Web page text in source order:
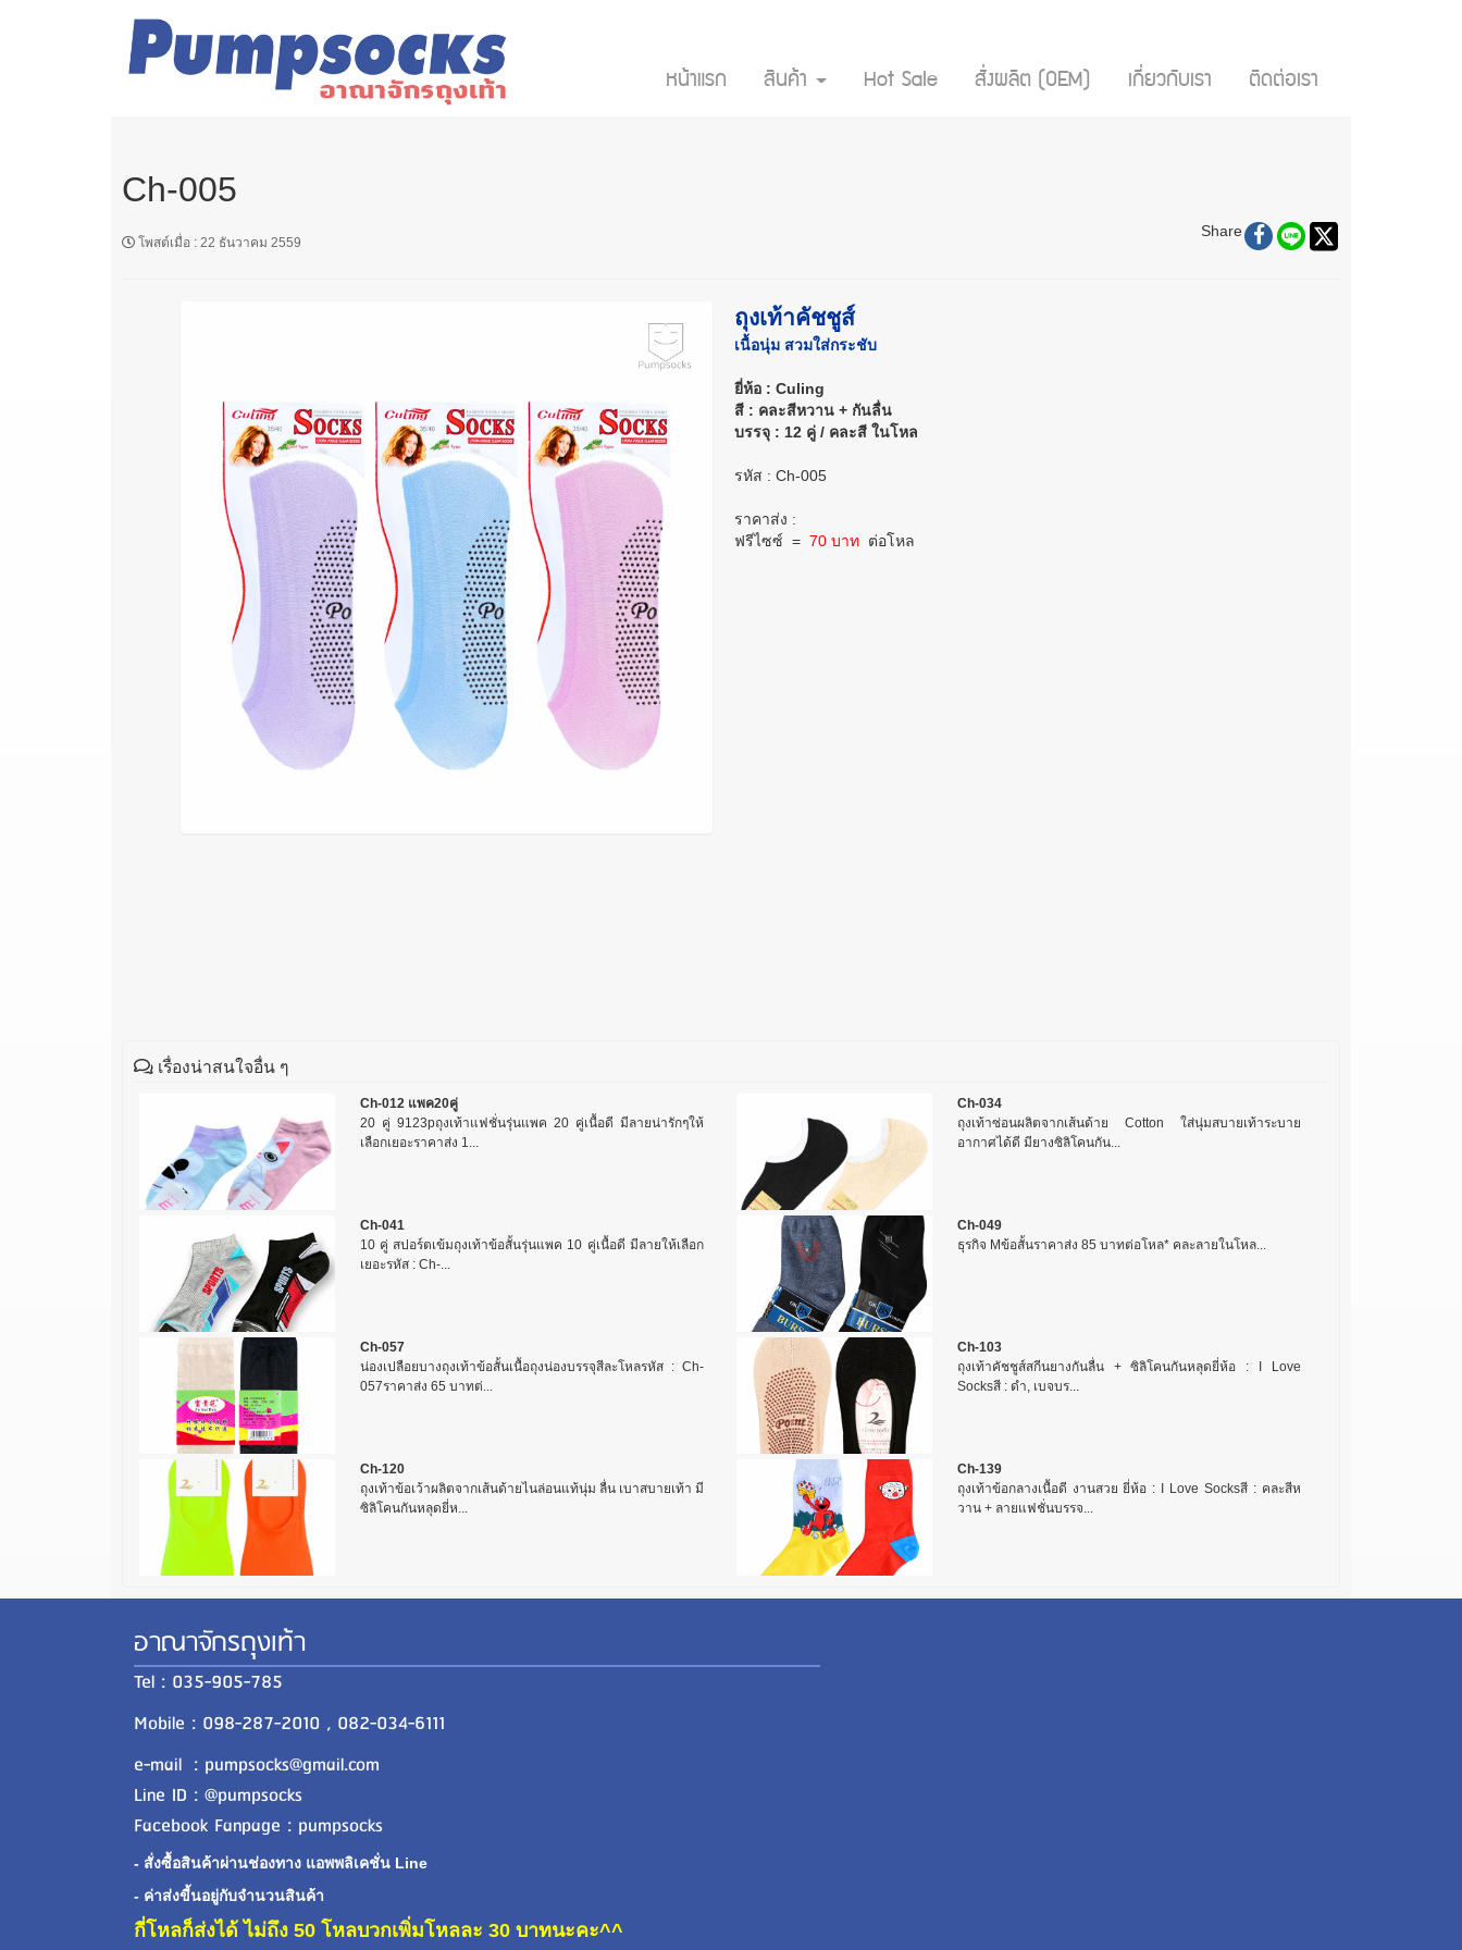
หน้าแรก สินค้า Hot Sale สั่งผลิต (OEM) เกี่ยวกับเรา ติดต่อเรา
Ch-005
โพสต์เมื่อ : 22 ธันวาคม 2559
Share
ถุงเท้าคัชชูส์
เนื้อนุ่ม สวมใส่กระชับ
ยี่ห้อ : Culing
สี : คละสีหวาน + กันลื่น
บรรจุ : 12 คู่ / คละสี ในโหล
รหัส : Ch-005
ราคาส่ง :
ฟรีไซซ์ = 70 บาท ต่อโหล
เรื่องน่าสนใจอื่น ๆ
Ch-012 แพค20คู่
20 คู่ 9123pถุงเท้าแฟชั่นรุ่นแพค 20 คู่เนื้อดี มีลายน่ารักๆให้
เลือกเยอะราคาส่ง 1...
Ch-034
ถุงเท้าซ่อนผลิตจากเส้นด้าย Cotton ใส่นุ่มสบายเท้าระบาย
อากาศได้ดี มียางซิลิโคนกัน...
Ch-041
10 คู่ สปอร์ตเข้มถุงเท้าข้อสั้นรุ่นแพค 10 คู่เนื้อดี มีลายให้เลือก
เยอะรหัส : Ch-...
Ch-049
ธุรกิจ Mข้อสั้นราคาส่ง 85 บาทต่อโหล* คละลายในโหล...
Ch-057
น่องเปลือยบางถุงเท้าข้อสั้นเนื้อถุงน่องบรรจุสีละโหลรหัส : Ch-
057ราคาส่ง 65 บาทต่...
Ch-103
ถุงเท้าคัชชูส์สกีนยางกันลื่น + ซิลิโคนกันหลุดยี่ห้อ : I Love
Socksสี : ดำ, เบจบร...
Ch-120
ถุงเท้าข้อเว้าผลิตจากเส้นด้ายไนล่อนแท้นุ่ม ลื่น เบาสบายเท้า มี
ซิลิโคนกันหลุดยี่ห...
Ch-139
ถุงเท้าข้อกลางเนื้อดี งานสวย ยี่ห้อ : I Love Socksสี : คละสีห
วาน + ลายแฟชั่นบรรจ...
อาณาจักรถุงเท้า
Tel : 035-905-785
Mobile : 098-287-2010 , 082-034-6111
e-mail : pumpsocks@gmail.com
Line ID : @pumpsocks
Facebook Fanpage : pumpsocks
- สั่งซื้อสินค้าผ่านช่องทาง แอพพลิเคชั่น Line
- ค่าส่งขี้นอยู่กับจำนวนสินค้า
กี่โหลก็ส่งได้ ไม่ถึง 50 โหลบวกเพิ่มโหลละ 30 บาทนะคะ^^